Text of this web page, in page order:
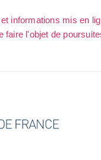
informations mis en
faire l'objet de